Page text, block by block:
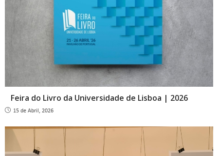
Feira do Livro da Universidade de Lisboa | 2026
15 de Abril, 2026